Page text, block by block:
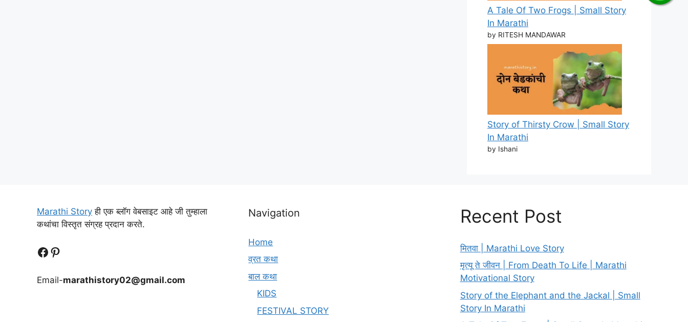
A Tale Of Two Frogs | Small Story
In Marathi
by RITESH MANDAWAR
Story of Thirsty Crow | Small Story
In Marathi
by Ishani
Marathi Story ही एक ब्लॉग वेबसाइट आहे जी तुम्हाला
कथांचा विस्तृत संग्रह प्रदान करते.
Follow UsFollow us
Email-marathistory02@gmail.com
Navigation
Home
व्रत कथा
बाल कथा
KIDS
FESTIVAL STORY
Recent Post
मितवा | Marathi Love Story
मृत्यू ते जीवन | From Death To Life | Marathi
Motivational Story
Story of the Elephant and the Jackal | Small
Story In Marathi